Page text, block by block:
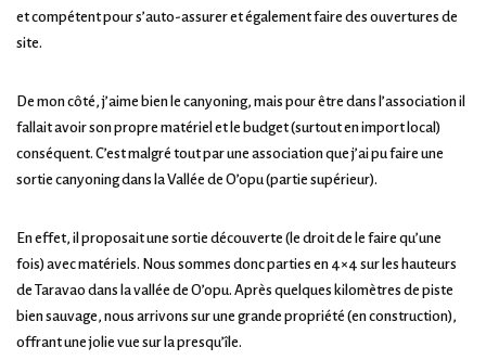
et compétent pour s’auto-assurer et également faire des ouvertures de
site.
De mon côté, j’aime bien le canyoning, mais pour être dans l’association il
fallait avoir son propre matériel et le budget (surtout en import local)
conséquent. C’est malgré tout par une association que j’ai pu faire une
sortie canyoning dans la Vallée de O’opu (partie supérieur).
En effet, il proposait une sortie découverte (le droit de le faire qu’une
fois) avec matériels. Nous sommes donc parties en 4×4 sur les hauteurs
de Taravao dans la vallée de O’opu. Après quelques kilomètres de piste
bien sauvage, nous arrivons sur une grande propriété (en construction),
offrant une jolie vue sur la presqu’île.